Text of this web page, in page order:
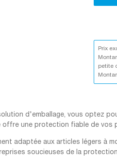
Prix
petite
d'emballage, vous optez
offre une protection fiable de
adaptée aux articles légers à
soucieuses de la